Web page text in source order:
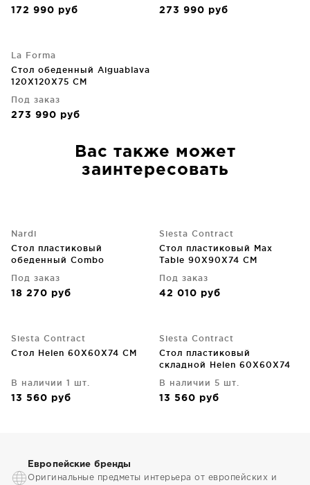
172 990 руб 273 990 руб
La Forma
Стол обеденный Aiguablava
120X120X75 CM
Под заказ
273 990 руб
Вас также может
заинтересовать
Nardi
Стол пластиковый
обеденный Combo
Под заказ
18 270 руб
Siesta Contract
Стол пластиковый Max
Table 90X90X74 CM
Под заказ
42 010 руб
Siesta Contract
Стол Helen 60X60X74 CM
В наличии 1 шт.
13 560 руб
Siesta Contract
Стол пластиковый
складной Helen 60X60X74
В наличии 5 шт.
13 560 руб
Европейские бренды
Оригинальные предметы интерьера от европейских и